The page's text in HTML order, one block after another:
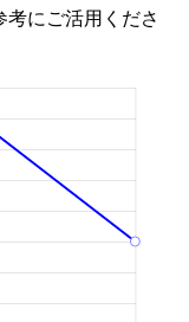
にご活用くださ